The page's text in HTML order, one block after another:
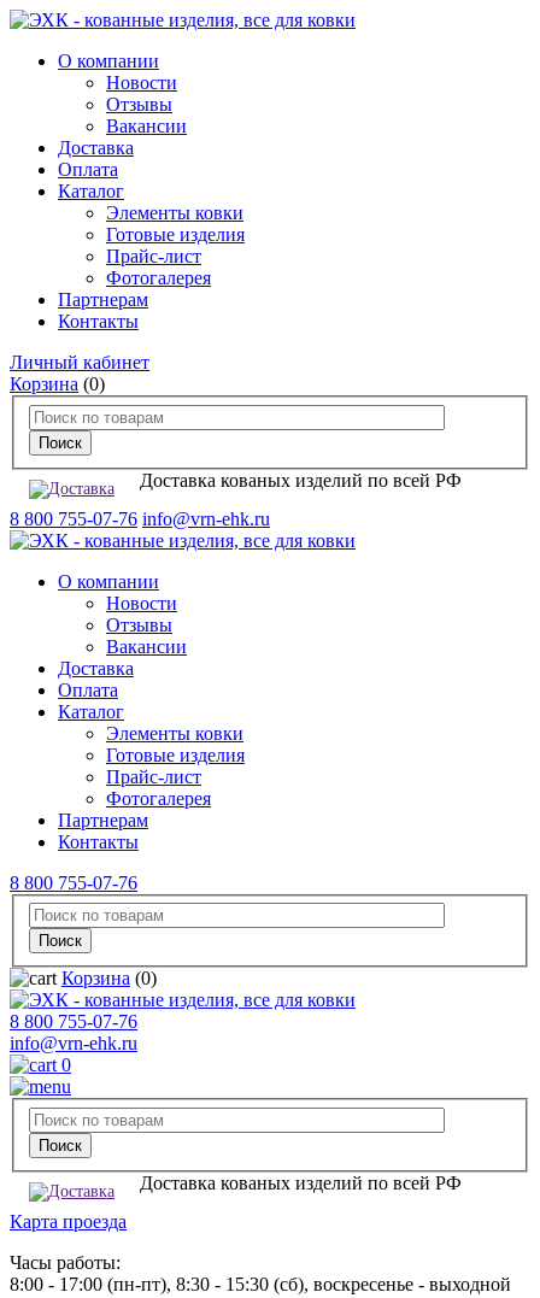
О компании
Новости
Отзывы
Вакансии
Доставка
Оплата
Каталог
Элементы ковки
Готовые изделия
Прайс-лист
Фотогалерея
Партнерам
Контакты
Личный кабинет
Корзина (0)
Доставка кованых изделий по всей РФ
8 800 755-07-76 info@vrn-ehk.ru
О компании
Новости
Отзывы
Вакансии
Доставка
Оплата
Каталог
Элементы ковки
Готовые изделия
Прайс-лист
Фотогалерея
Партнерам
Контакты
8 800 755-07-76
Корзина (0)
8 800 755-07-76
info@vrn-ehk.ru
0
Доставка кованых изделий по всей РФ
Карта проезда
Часы работы:
8:00 - 17:00 (пн-пт), 8:30 - 15:30 (сб), воскресенье - выходной